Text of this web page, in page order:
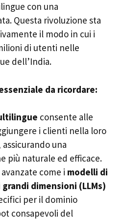
con una
Questa rivoluzione sta
il modo in cui i
di utenti nelle
dell’India.
da ricordare:
consente alle
i clienti nella loro
una
più naturale ed efficace.
come i modelli di
dimensioni (LLMs)
per il dominio
consapevoli del